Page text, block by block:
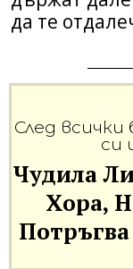
да те
След
си
Чудила
Хора,